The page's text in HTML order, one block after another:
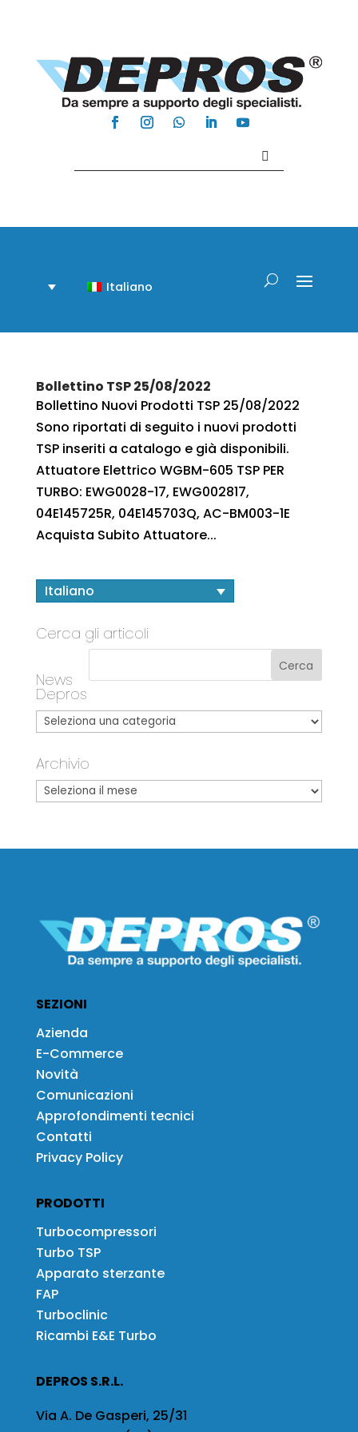
Italiano
Bollettino TSP 25/08/2022
Bollettino Nuovi Prodotti TSP 25/08/2022
Sono riportati di seguito i nuovi prodotti
TSP inseriti a catalogo e già disponibili.
Attuatore Elettrico WGBM-605 TSP PER
TURBO: EWG0028-17, EWG002817,
04E145725R, 04E145703Q, AC-BM003-1E
Acquista Subito Attuatore...
Italiano
Cerca gli articoli
News
Depros
Archivio
SEZIONI
Azienda
E-Commerce
Novità
Comunicazioni
Approfondimenti tecnici
Contatti
Privacy Policy
PRODOTTI
Turbocompressori
Turbo TSP
Apparato sterzante
FAP
Turboclinic
Ricambi E&E Turbo
DEPROS S.R.L.
Via A. De Gasperi, 25/31